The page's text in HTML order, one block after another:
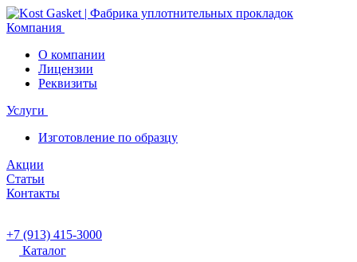
Компания
О компании
Лицензии
Реквизиты
Услуги
Изготовление по образцу
Акции
Статьи
Контакты
+7 (913) 415-3000
Каталог